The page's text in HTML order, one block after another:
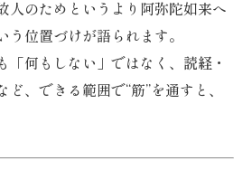
人のためというより阿弥陀如来へ
位置づけが語られます。
何もしない」ではなく、 読経・
ど、できる範囲で“筋”を通すと、